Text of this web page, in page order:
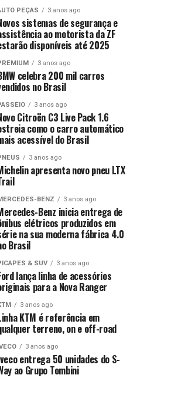
PEÇAS 3 anos ago
sistemas de segurança e
ao motorista da ZF
disponíveis até 2025
3 anos ago
celebra 200 mil carros
no Brasil
3 anos ago
Citroën C3 Live Pack 1.6
como o carro automático
acessível do Brasil
3 anos ago
apresenta novo pneu LTX
BENZ 3 anos ago
Benz inicia entrega de
elétricos produzidos em
na sua moderna fábrica 4.0
Brasil
& SUV 3 anos ago
lança linha de acessórios
para a Nova Ranger
3 anos ago
KTM é referência em
terreno, on e off-road
3 anos ago
entrega 50 unidades do S-
ao Grupo Tombini